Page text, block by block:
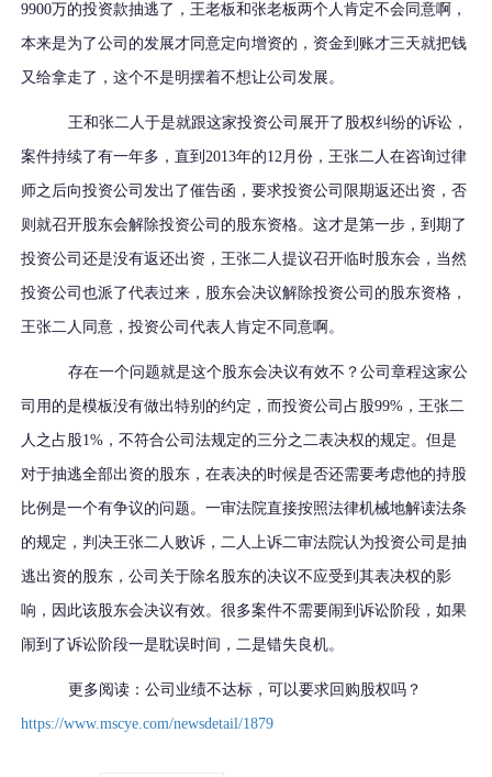
9900万的投资款抽逃了，王老板和张老板两个人肯定不会同意啊，
本来是为了公司的发展才同意定向增资的，资金到账才三天就把钱
又给拿走了，这个不是明摆着不想让公司发展。
王和张二人于是就跟这家投资公司展开了股权纠纷的诉讼，
案件持续了有一年多，直到2013年的12月份，王张二人在咨询过律
师之后向投资公司发出了催告函，要求投资公司限期返还出资，否
则就召开股东会解除投资公司的股东资格。这才是第一步，到期了
投资公司还是没有返还出资，王张二人提议召开临时股东会，当然
投资公司也派了代表过来，股东会决议解除投资公司的股东资格，
王张二人同意，投资公司代表人肯定不同意啊。
存在一个问题就是这个股东会决议有效不？公司章程这家公
司用的是模板没有做出特别的约定，而投资公司占股99%，王张二
人之占股1%，不符合公司法规定的三分之二表决权的规定。但是
对于抽逃全部出资的股东，在表决的时候是否还需要考虑他的持股
比例是一个有争议的问题。一审法院直接按照法律机械地解读法条
的规定，判决王张二人败诉，二人上诉二审法院认为投资公司是抽
逃出资的股东，公司关于除名股东的决议不应受到其表决权的影
响，因此该股东会决议有效。很多案件不需要闹到诉讼阶段，如果
闹到了诉讼阶段一是耽误时间，二是错失良机。
更多阅读：公司业绩不达标，可以要求回购股权吗？
https://www.mscye.com/newsdetail/1879